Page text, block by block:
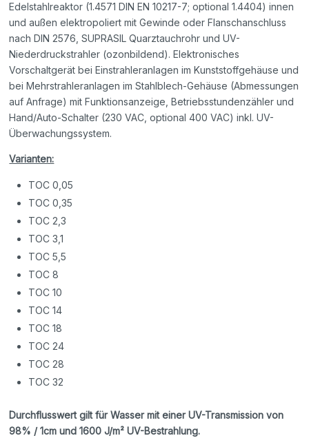
Edelstahlreaktor (1.4571 DIN EN 10217-7; optional 1.4404) innen
und außen elektropoliert mit Gewinde oder Flanschanschluss
nach DIN 2576, SUPRASIL Quarztauchrohr und UV-
Niederdruckstrahler (ozonbildend). Elektronisches
Vorschaltgerät bei Einstrahleranlagen im Kunststoffgehäuse und
bei Mehrstrahleranlagen im Stahlblech-Gehäuse (Abmessungen
auf Anfrage) mit Funktionsanzeige, Betriebsstundenzähler und
Hand/Auto-Schalter (230 VAC, optional 400 VAC) inkl. UV-
Überwachungssystem.
Varianten:
TOC 0,05
TOC 0,35
TOC 2,3
TOC 3,1
TOC 5,5
TOC 8
TOC 10
TOC 14
TOC 18
TOC 24
TOC 28
TOC 32
Durchflusswert gilt für Wasser mit einer UV-Transmission von
98% / 1cm und 1600 J/m² UV-Bestrahlung.